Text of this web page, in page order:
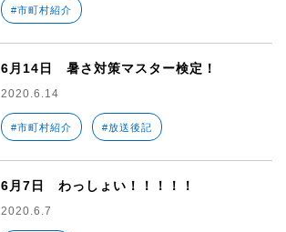
#市町村紹介
6月14日 暑さ対策マスター検定！
2020.6.14
#市町村紹介 #放送後記
6月7日 わっしょい！！！！！
2020.6.7